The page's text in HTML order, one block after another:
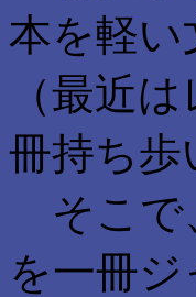
本を軽
（最近
冊持ち歩
そこで
を一冊